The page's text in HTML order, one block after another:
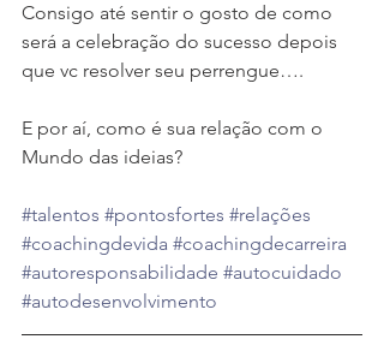
Consigo até sentir o gosto de como
será a celebração do sucesso depois
que vc resolver seu perrengue….
E por aí, como é sua relação com o
Mundo das ideias?
#talentos #pontosfortes #relações
#coachingdevida #coachingdecarreira
#autoresponsabilidade #autocuidado
#autodesenvolvimento